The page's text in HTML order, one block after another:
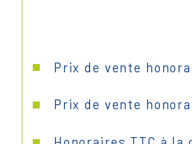
Prix de vente
Prix de vente